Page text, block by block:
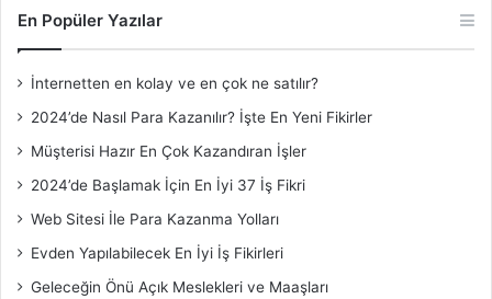
En Popüler Yazılar
İnternetten en kolay ve en çok ne satılır?
2024’de Nasıl Para Kazanılır? İşte En Yeni Fikirler
Müşterisi Hazır En Çok Kazandıran İşler
2024’de Başlamak İçin En İyi 37 İş Fikri
Web Sitesi İle Para Kazanma Yolları
Evden Yapılabilecek En İyi İş Fikirleri
Geleceğin Önü Açık Meslekleri ve Maaşları